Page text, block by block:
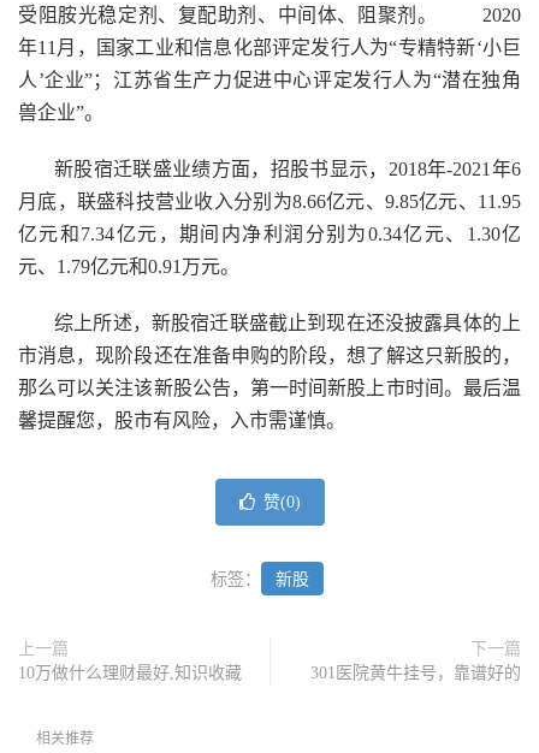
受阻胺光稳定剂、复配助剂、中间体、阻聚剂。 2020
年11月，国家工业和信息化部评定发行人为“专精特新‘小巨
人’企业”；江苏省生产力促进中心评定发行人为“潜在独角
兽企业”。
新股宿迁联盛业绩方面，招股书显示，2018年-2021年6
月底，联盛科技营业收入分别为8.66亿元、9.85亿元、11.95
亿元和7.34亿元，期间内净利润分别为0.34亿元、1.30亿
元、1.79亿元和0.91万元。
综上所述，新股宿迁联盛截止到现在还没披露具体的上
市消息，现阶段还在准备申购的阶段，想了解这只新股的，
那么可以关注该新股公告，第一时间新股上市时间。最后温
馨提醒您，股市有风险，入市需谨慎。
赞(0)
标签： 新股
上一篇
10万做什么理财最好,知识收藏
下一篇
301医院黄牛挂号，靠谱好的
相关推荐